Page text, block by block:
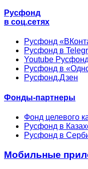
Русфонд
в соц.сетях
Русфонд
Русфонд в
Youtube
Русфонд в
Русфонд.Дзен
Фонды-партнеры
Фонд целевого
Русфонд в
Русфонд в
Мобильные